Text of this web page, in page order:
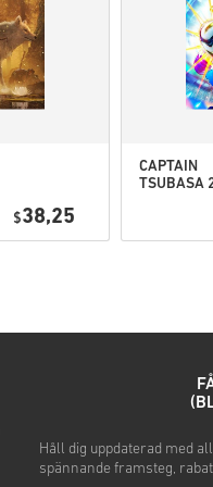
$38,25
CAPTAIN
TSUBASA
(STEAM)
Håll dig uppdaterad med
spännande framsteg,